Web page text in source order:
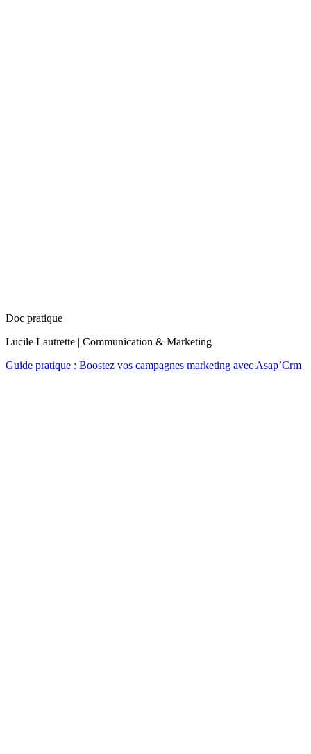
Doc pratique
Lucile Lautrette | Communication & Marketing
Guide pratique : Boostez vos campagnes marketing avec Asap’Crm